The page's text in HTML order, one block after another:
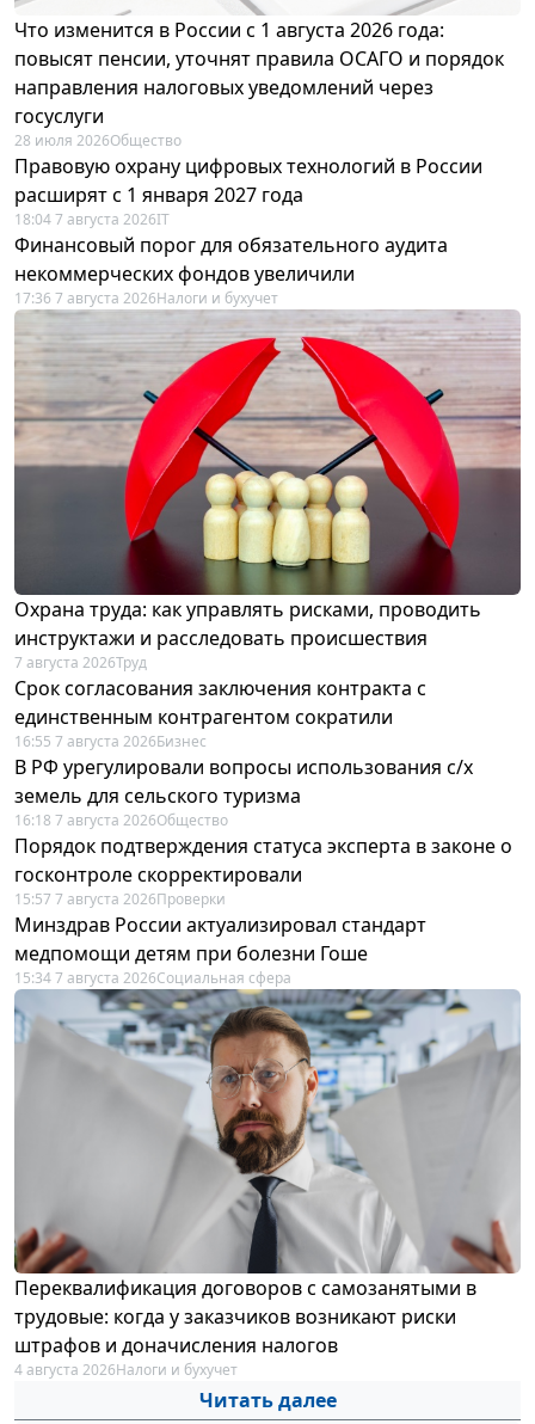
Что изменится в России с 1 августа 2026 года:
повысят пенсии, уточнят правила ОСАГО и порядок
направления налоговых уведомлений через
госуслуги
28 июля 2026Общество
Правовую охрану цифровых технологий в России
расширят с 1 января 2027 года
18:04 7 августа 2026IT
Финансовый порог для обязательного аудита
некоммерческих фондов увеличили
17:36 7 августа 2026Налоги и бухучет
Охрана труда: как управлять рисками, проводить
инструктажи и расследовать происшествия
7 августа 2026Труд
Срок согласования заключения контракта с
единственным контрагентом сократили
16:55 7 августа 2026Бизнес
В РФ урегулировали вопросы использования с/х
земель для сельского туризма
16:18 7 августа 2026Общество
Порядок подтверждения статуса эксперта в законе о
госконтроле скорректировали
15:57 7 августа 2026Проверки
Минздрав России актуализировал стандарт
медпомощи детям при болезни Гоше
15:34 7 августа 2026Социальная сфера
Переквалификация договоров с самозанятыми в
трудовые: когда у заказчиков возникают риски
штрафов и доначисления налогов
4 августа 2026Налоги и бухучет
Читать далее